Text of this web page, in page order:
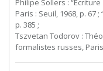
Philipe Sollers :
Paris : Seuil, 1968, p. 67
p. 385 ;
Tszvetan Todorov :
formalistes russes, Paris